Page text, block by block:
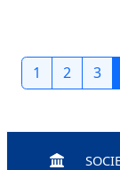
1 2 3